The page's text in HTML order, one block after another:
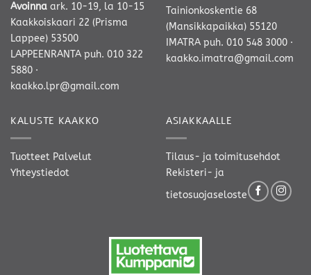
Avoinna ark. 10-19, la 10-15
Kaakkoiskaari 22 (Prisma
Lappee) 53500
LAPPEENRANTA puh. 010 322
5880 ·
kaakko.lpr@gmail.com
Tainionkoskentie 68
(Mansikkapaikka) 55120
IMATRA puh. 010 548 3000 ·
kaakko.imatra@gmail.com
KALUSTE KAAKKO
Tuotteet Palvelut
Yhteystiedot
ASIAKKAALLE
Tilaus- ja toimitusehdot
Rekisteri- ja
tietosuojaseloste